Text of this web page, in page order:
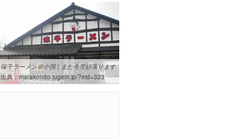
味千ラーメン＠小国 | また今度頑張ります
出典：matakondo.jugem.jp/?eid=323